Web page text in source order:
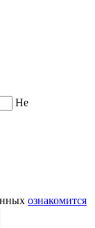
Не
ознакомится